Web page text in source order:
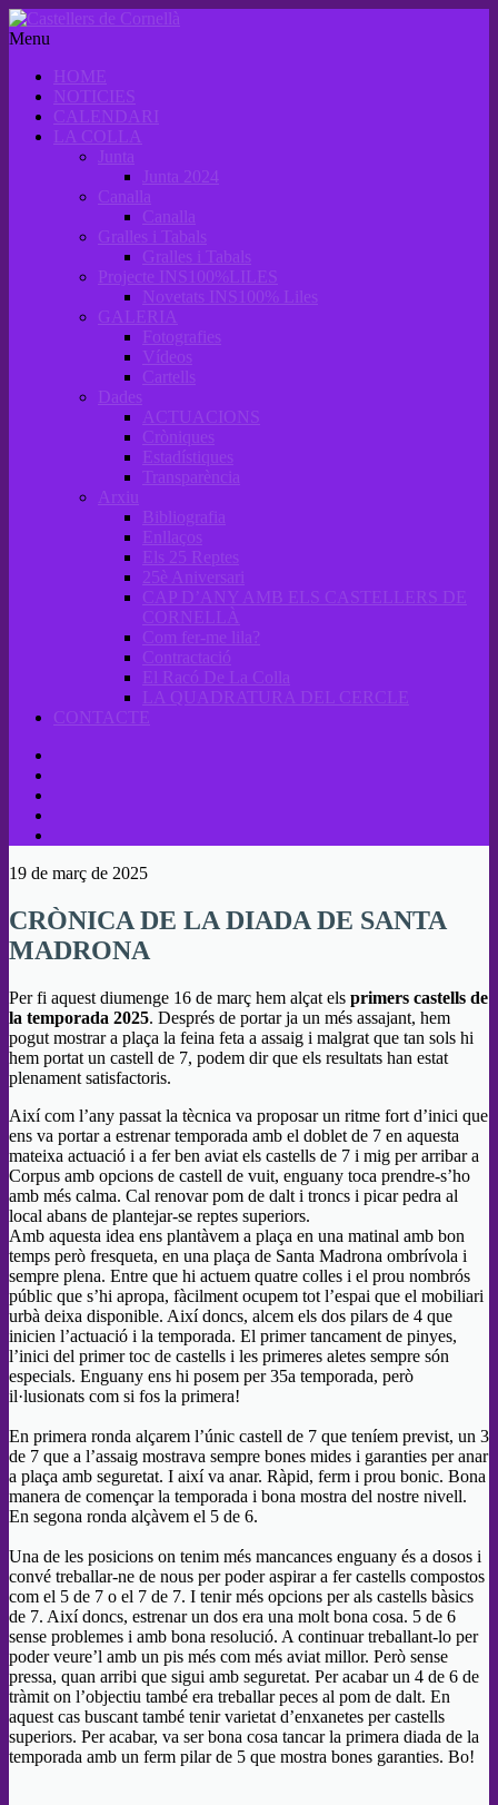
Menu
HOME
NOTICIES
CALENDARI
LA COLLA
Junta
Junta 2024
Canalla
Canalla
Gralles i Tabals
Gralles i Tabals
Projecte INS100%LILES
Novetats INS100% Liles
GALERIA
Fotografies
Vídeos
Cartells
Dades
ACTUACIONS
Cròniques
Estadístiques
Transparència
Arxiu
Bibliografia
Enllaços
Els 25 Reptes
25è Aniversari
CAP D’ANY AMB ELS CASTELLERS DE
CORNELLÀ
Com fer-me lila?
Contractació
El Racó De La Colla
LA QUADRATURA DEL CERCLE
CONTACTE
19 de març de 2025
CRÒNICA DE LA DIADA DE SANTA
MADRONA
Per fi aquest diumenge 16 de març hem alçat els primers castells de
la temporada 2025. Després de portar ja un més assajant, hem
pogut mostrar a plaça la feina feta a assaig i malgrat que tan sols hi
hem portat un castell de 7, podem dir que els resultats han estat
plenament satisfactoris.
Així com l’any passat la tècnica va proposar un ritme fort d’inici que
ens va portar a estrenar temporada amb el doblet de 7 en aquesta
mateixa actuació i a fer ben aviat els castells de 7 i mig per arribar a
Corpus amb opcions de castell de vuit, enguany toca prendre-s’ho
amb més calma. Cal renovar pom de dalt i troncs i picar pedra al
local abans de plantejar-se reptes superiors.
Amb aquesta idea ens plantàvem a plaça en una matinal amb bon
temps però fresqueta, en una plaça de Santa Madrona ombrívola i
sempre plena. Entre que hi actuem quatre colles i el prou nombrós
públic que s’hi apropa, fàcilment ocupem tot l’espai que el mobiliari
urbà deixa disponible. Així doncs, alcem els dos pilars de 4 que
inicien l’actuació i la temporada. El primer tancament de pinyes,
l’inici del primer toc de castells i les primeres aletes sempre són
especials. Enguany ens hi posem per 35a temporada, però
il·lusionats com si fos la primera!
En primera ronda alçarem l’únic castell de 7 que teníem previst, un 3
de 7 que a l’assaig mostrava sempre bones mides i garanties per anar
a plaça amb seguretat. I així va anar. Ràpid, ferm i prou bonic. Bona
manera de començar la temporada i bona mostra del nostre nivell.
En segona ronda alçàvem el 5 de 6.
Una de les posicions on tenim més mancances enguany és a dosos i
convé treballar-ne de nous per poder aspirar a fer castells compostos
com el 5 de 7 o el 7 de 7. I tenir més opcions per als castells bàsics
de 7. Així doncs, estrenar un dos era una molt bona cosa. 5 de 6
sense problemes i amb bona resolució. A continuar treballant-lo per
poder veure’l amb un pis més com més aviat millor. Però sense
pressa, quan arribi que sigui amb seguretat. Per acabar un 4 de 6 de
tràmit on l’objectiu també era treballar peces al pom de dalt. En
aquest cas buscant també tenir varietat d’enxanetes per castells
superiors. Per acabar, va ser bona cosa tancar la primera diada de la
temporada amb un ferm pilar de 5 que mostra bones garanties. Bo!